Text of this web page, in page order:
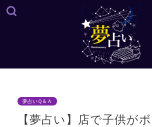
夢占いＱ＆Ａ
【夢占い】店で子供が